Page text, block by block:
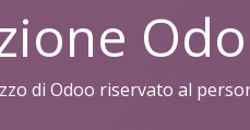
di Odoo riservato al